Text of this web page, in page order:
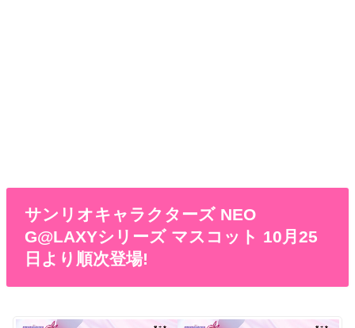
サンリオキャラクターズ NEO
G@LAXYシリーズ マスコット 10月25
日より順次登場!